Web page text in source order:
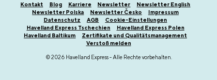
Kontakt Blog Karriere Newsletter
Newsletter English
Newsletter Polska
Newsletter Česko
Impressum
Datenschutz
AGB
Cookie-Einstellungen
Havelland Express Tschechien
Havelland Express Polen
Havelland Baltikum
Zertifikate und Qualitätsmanagement
Verstoß melden
© 2026 Havelland Express - Alle Rechte vorbehalten.